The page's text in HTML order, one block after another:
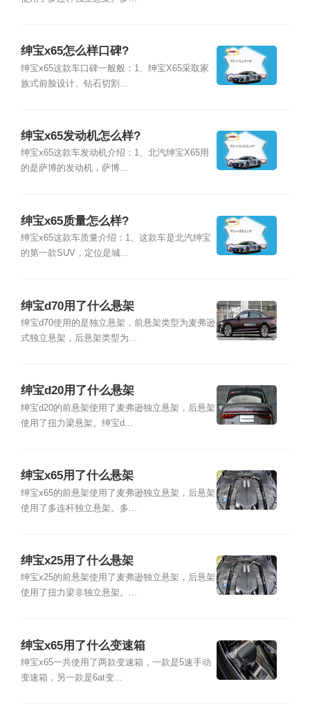
绅宝x65怎么样口碑?
绅宝x65这款车口碑一般般：1、绅宝X65采取家
族式前脸设计、钻石切割...
绅宝x65发动机怎么样?
绅宝x65这款车发动机介绍：1、北汽绅宝X65用
的是萨博的发动机，萨博...
绅宝x65质量怎么样?
绅宝x65这款车质量介绍：1、这款车是北汽绅宝
的第一款SUV，定位是城...
绅宝d70用了什么悬架
绅宝d70使用的是独立悬架，前悬架类型为麦弗逊
式独立悬架，后悬架类型为...
绅宝d20用了什么悬架
绅宝d20的前悬架使用了麦弗逊独立悬架，后悬架
使用了扭力梁悬架。绅宝d...
绅宝x65用了什么悬架
绅宝x65的前悬架使用了麦弗逊独立悬架，后悬架
使用了多连杆独立悬架。多...
绅宝x25用了什么悬架
绅宝x25的前悬架使用了麦弗逊独立悬架，后悬架
使用了扭力梁非独立悬架。...
绅宝x65用了什么变速箱
绅宝x65一共使用了两款变速箱，一款是5速手动
变速箱，另一款是6at变...